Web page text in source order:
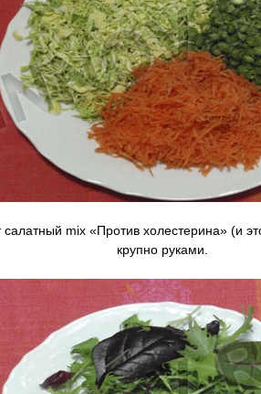
mix «Против холестерина» (и
крупно руками.